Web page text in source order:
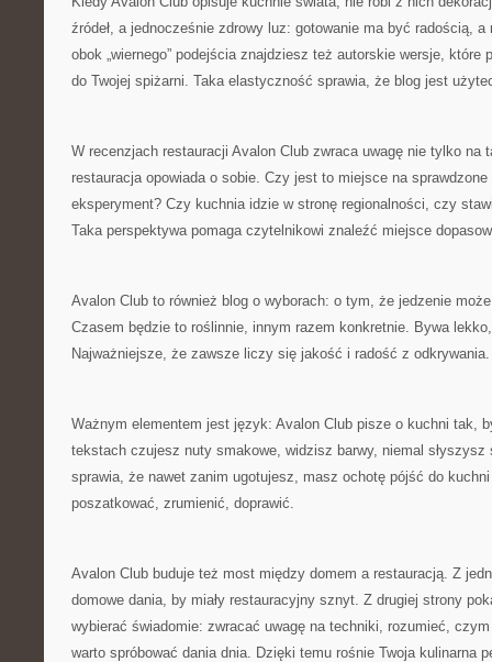
źródeł, a jednocześnie zdrowy luz: gotowanie ma być radością, a
obok „wiernego” podejścia znajdziesz też autorskie wersje, które
do Twojej spiżarni. Taka elastyczność sprawia, że blog jest
W recenzjach restauracji Avalon Club zwraca uwagę nie tylko na
restauracja opowiada o sobie. Czy jest to miejsce na
eksperyment? Czy kuchnia idzie w stronę regionalności, czy
Taka perspektywa pomaga czytelnikowi znaleźć miejsce
Avalon Club to również blog o wyborach: o tym, że jedzenie
Czasem będzie to roślinnie, innym razem konkretnie. Bywa
Najważniejsze, że zawsze liczy się jakość i radość z odkrywania.
Ważnym elementem jest język: Avalon Club pisze o kuchni tak,
tekstach czujesz nuty smakowe, widzisz barwy, niemal słyszysz
sprawia, że nawet zanim ugotujesz, masz ochotę pójść do
poszatkować, zrumienić, doprawić.
Avalon Club buduje też most między domem a restauracją. Z
domowe dania, by miały restauracyjny sznyt. Z drugiej strony
wybierać świadomie: zwracać uwagę na techniki, rozumieć,
warto spróbować dania dnia. Dzięki temu rośnie Twoja kulinarna